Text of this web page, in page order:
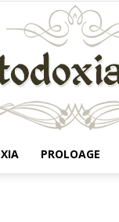
PROLOAGE